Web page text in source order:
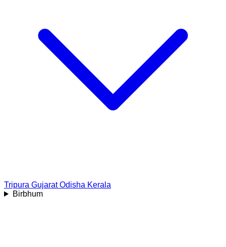
Tripura Gujarat Odisha Kerala
Birbhum